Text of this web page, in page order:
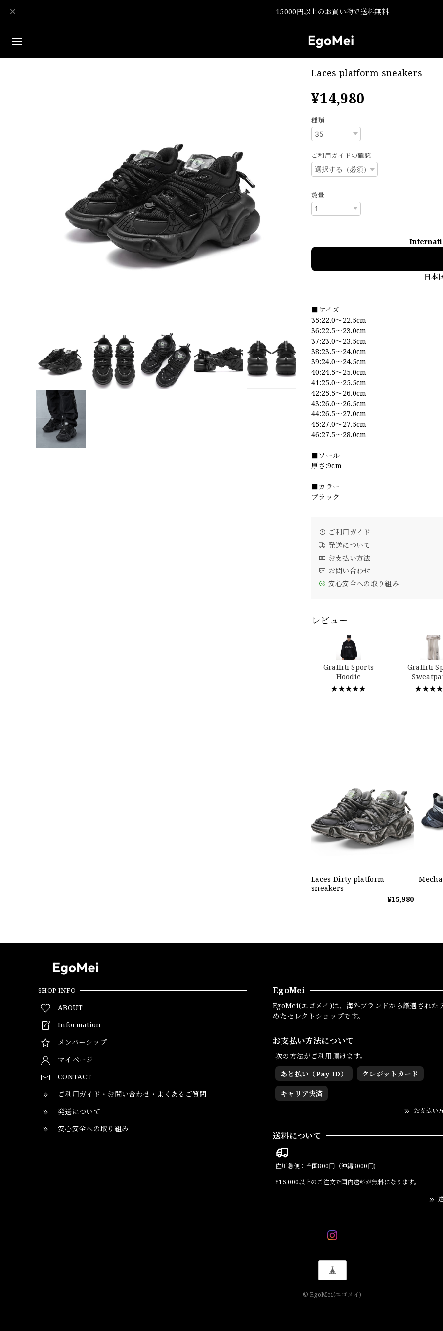
15000円以上のお買い物で送料無料
Laces platform sneakers
¥14,980
種類
ご利用ガイドの確認
数量
日本
■サイズ
35:22.0〜22.5cm
36:22.5〜23.0cm
37:23.0〜23.5cm
38:23.5〜24.0cm
39:24.0〜24.5cm
40:24.5〜25.0cm
41:25.0〜25.5cm
42:25.5〜26.0cm
43:26.0〜26.5cm
44:26.5〜27.0cm
45:27.0〜27.5cm
46:27.5〜28.0cm
■ソール
厚さ:9cm
■カラー
ブラック
ご利用ガイド
発送について
お支払い方法
お問い合わせ
安心安全への取り組み
レビュー
Graffiti Sports
Hoodie
★★★★★
Graffiti
Laces Dirty platform
sneakers
¥15,980
SHOP INFO
ABOUT
Information
メンバーシップ
マイページ
CONTACT
ご利用ガイド・お問い合わせ・よくあるご質問
発送について
安心安全への取り組み
EgoMei
EgoMei(エゴメイ)は、海外ブランドから厳選された
めたセレクトショップです。
お支払い方法について
次の方法がご利用頂けます。
あと払い（Pay ID）
クレジットカード
キャリア決済
お支払い
送料について
佐川急便：全国800円（沖縄3000円)
¥15,000以上のご注文で国内送料が無料になります。
© EgoMei(エゴメイ)